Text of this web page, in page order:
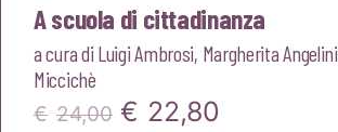
A scuola di cittadinanza
a cura di Luigi Ambrosi, Margherita Angelini
Miccichè
€ 24,00 Il
€ 22,80